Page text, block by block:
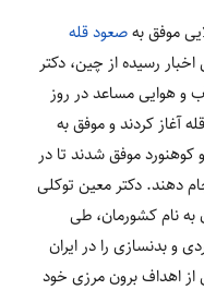
موفق بهصعود قله
رسیده از چین، دکتر
و هوایی مساعد در روز
قله آغاز کردند و موفق به
کوهنورد موفق شدند تا در
انجام دهند. دکتر معین توکلی
به نام کشورمان، طی
و بدنسازی را در ایران
از اهداف برون مرزی خود